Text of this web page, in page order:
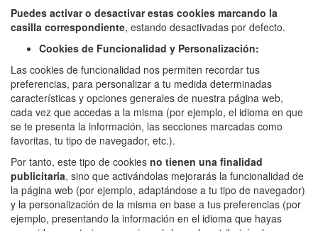
Puedes activar o desactivar estas cookies marcando la
casilla correspondiente, estando desactivadas por defecto.
Cookies de Funcionalidad y Personalización:
Las cookies de funcionalidad nos permiten recordar tus
preferencias, para personalizar a tu medida determinadas
características y opciones generales de nuestra página web,
cada vez que accedas a la misma (por ejemplo, el idioma en que
se te presenta la información, las secciones marcadas como
favoritas, tu tipo de navegador, etc.).
Por tanto, este tipo de cookies no tienen una finalidad
publicitaria, sino que activándolas mejorarás la funcionalidad de
la página web (por ejemplo, adaptándose a tu tipo de navegador)
y la personalización de la misma en base a tus preferencias (por
ejemplo, presentando la información en el idioma que hayas